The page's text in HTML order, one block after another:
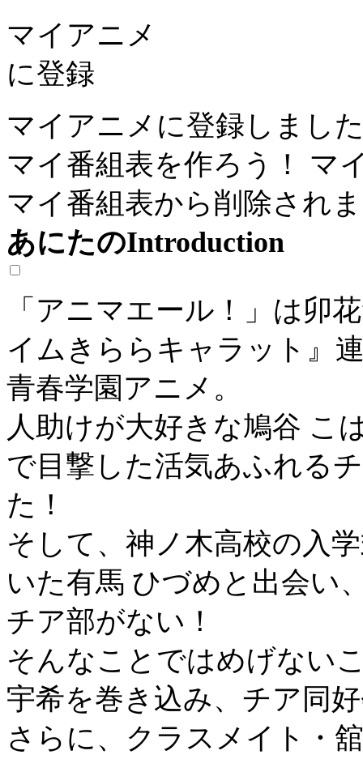
マイアニメ
に登録
マイアニメに登録しまし
マイ番組表を作ろう！
マ
マイ番組表から削除され
あにたのIntroduction
「アニマエール！」は卯
イムきららキャラット』
青春学園アニメ。
人助けが大好きな鳩谷 こ
で目撃した活気あふれる
た！
そして、神ノ木高校の入
いた有馬 ひづめと出会い
チア部がない！
そんなことではめげない
宇希を巻き込み、チア同
さらに、クラスメイト・